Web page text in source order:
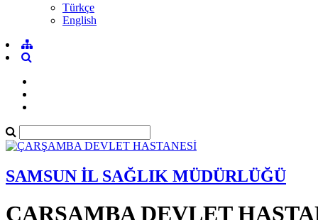
Türkçe
English
SAMSUN İL SAĞLIK MÜDÜRLÜĞÜ
ÇARŞAMBA DEVLET